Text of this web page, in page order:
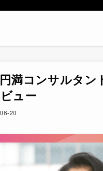
満コンサルタ
ュー
20